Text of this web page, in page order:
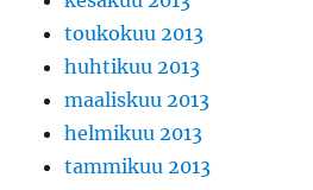
toukokuu 2013
huhtikuu 2013
maaliskuu 2013
helmikuu 2013
tammikuu 2013